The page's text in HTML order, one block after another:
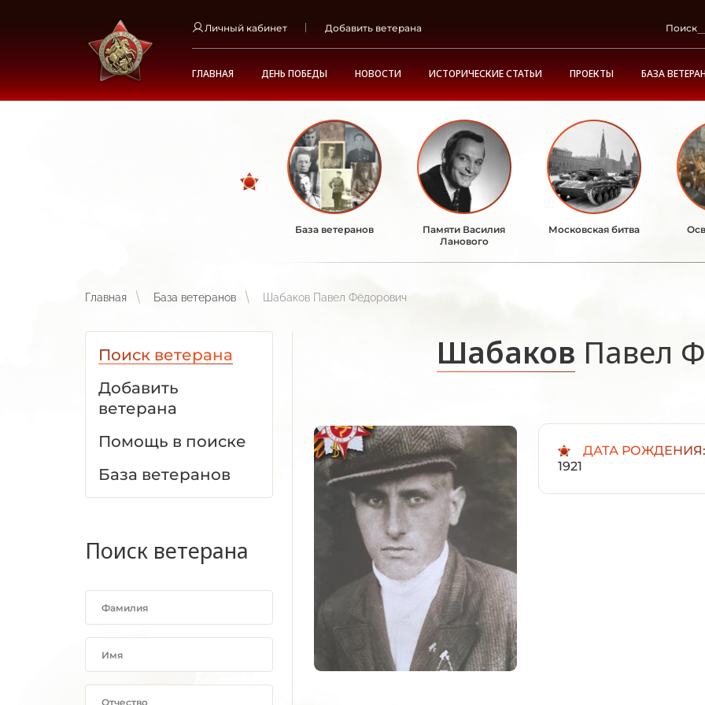
Личный кабинет Добавить ветерана Поиск
ГЛАВНАЯ ДЕНЬ ПОБЕДЫ НОВОСТИ ИСТОРИЧЕСКИЕ СТАТЬИ ПРОЕКТЫ БАЗА
База ветеранов
Памяти Василия
Ланового
Московская битва
Главная База ветеранов Шабаков Павел Фёдорович
Поиск ветерана
Добавить
ветерана
Помощь в поиске
База ветеранов
Поиск ветерана
Шабаков Павел
ДАТА РОЖДЕНИЯ:
1921